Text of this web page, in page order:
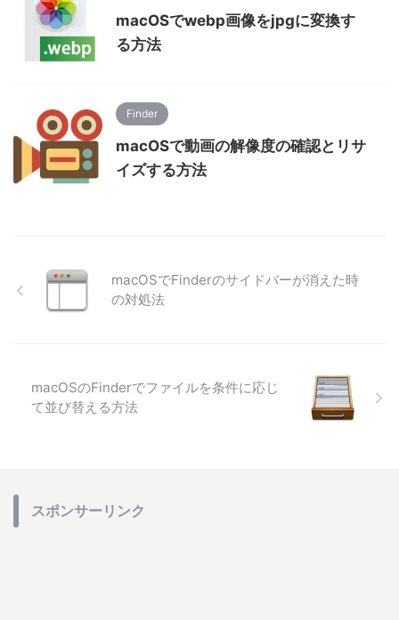
macOSでwebp画像をjpgに変換す
る方法
Finder
macOSで動画の解像度の確認とリサ
イズする方法
macOSでFinderのサイドバーが消えた時
の対処法
macOSのFinderでファイルを条件に応じ
て並び替える方法
スポンサーリンク